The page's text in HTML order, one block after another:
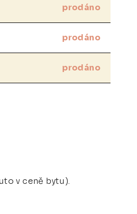
prodáno
prodáno
prodáno
v ceně bytu).